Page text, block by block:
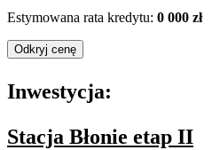
Estymowana rata kredytu: 0 000 zł
Odkryj cenę
Inwestycja:
Stacja Błonie etap II